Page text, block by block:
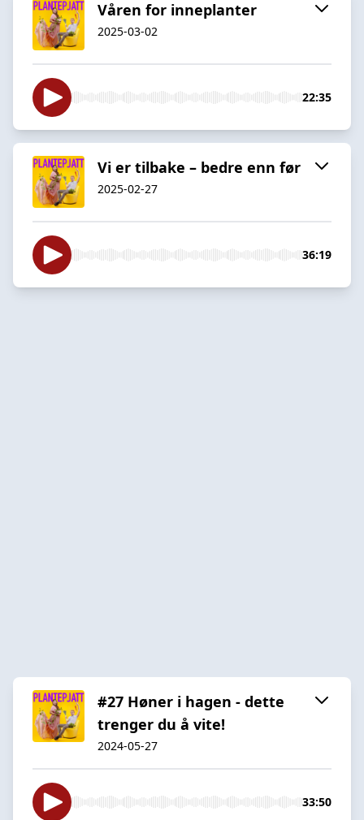
Våren for inneplanter
2025-03-02
22:35
Vi er tilbake – bedre enn før
2025-02-27
36:19
#27 Høner i hagen - dette
trenger du å vite!
2024-05-27
33:50